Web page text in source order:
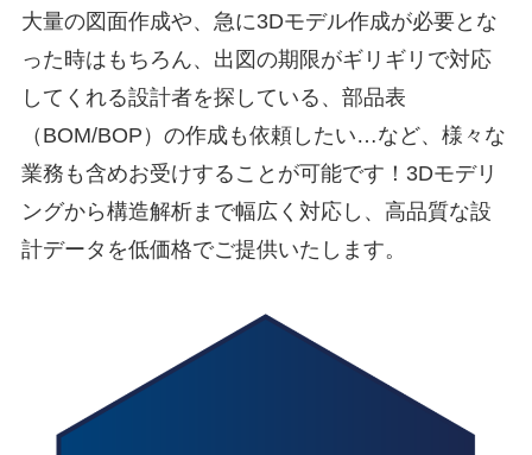
大量の図面作成や、急に3Dモデル作成が必要とな
った時はもちろん、出図の期限がギリギリで対応
してくれる設計者を探している、部品表
（BOM/BOP）の作成も依頼したい…など、様々な
業務も含めお受けすることが可能です！3Dモデリ
ングから構造解析まで幅広く対応し、高品質な設
計データを低価格でご提供いたします。